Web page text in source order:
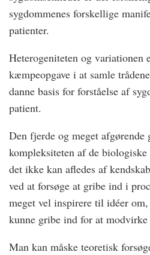
sygdommenes forskellige
patienter.
Heterogeniteten og variationen
kæmpeopgave i at samle
danne basis for forståelse af
patient.
Den fjerde og meget afgørende
kompleksiteten af de
det ikke kan afledes af
ved at forsøge at gribe ind i
meget vel inspirere til idéer
kunne gribe ind for at modvirke
Man kan måske teoretisk